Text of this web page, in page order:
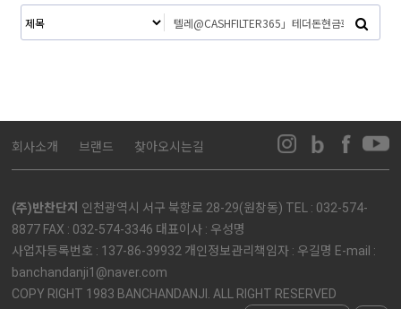
회사소개 브랜드 찾아오시는길
(주)반찬단지 인천광역시 서구 북항로 28-29(원창동) TEL : 032-574-
8877 FAX : 032-574-3346 대표이사 : 우성명
사업자등록번호 : 137-86-39932 개인정보관리책임자 : 우길명 E-mail :
banchandanji1@naver.com
COPY RIGHT 1983 BANCHANDANJI. ALL RIGHT RESERVED